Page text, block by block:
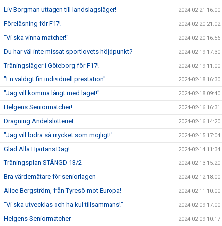
Liv Borgman uttagen till landslagsläger! 2024-02-21 16:00
Föreläsning för F17! 2024-02-20 21:02
"Vi ska vinna matcher!" 2024-02-20 16:56
Du har väl inte missat sportlovets höjdpunkt? 2024-02-19 17:30
Träningsläger i Göteborg för F17! 2024-02-19 11:00
"En väldigt fin individuell prestation" 2024-02-18 16:30
"Jag vill komma långt med laget!" 2024-02-18 09:40
Helgens Seniormatcher! 2024-02-16 16:31
Dragning Andelslotteriet 2024-02-16 14:20
"Jag vill bidra så mycket som möjligt!" 2024-02-15 17:04
Glad Alla Hjärtans Dag! 2024-02-14 11:34
Träningsplan STÄNGD 13/2 2024-02-13 15:20
Bra värdemätare för seniorlagen 2024-02-12 18:00
Alice Bergström, från Tyresö mot Europa! 2024-02-11 10:00
"Vi ska utvecklas och ha kul tillsammans!" 2024-02-09 17:00
Helgens Seniormatcher 2024-02-09 10:17